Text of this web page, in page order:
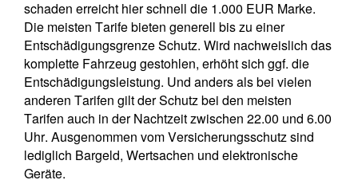
schaden erreicht hier schnell die 1.000 EUR Marke.
Die meisten Tarife bieten generell bis zu einer
Entschädigungsgrenze Schutz. Wird nachweislich das
komplette Fahrzeug gestohlen, erhöht sich ggf. die
Entschädigungsleistung. Und anders als bei vielen
anderen Tarifen gilt der Schutz bei den meisten
Tarifen auch in der Nachtzeit zwischen 22.00 und 6.00
Uhr. Ausgenommen vom Versicherungsschutz sind
lediglich Bargeld, Wertsachen und elektronische
Geräte.